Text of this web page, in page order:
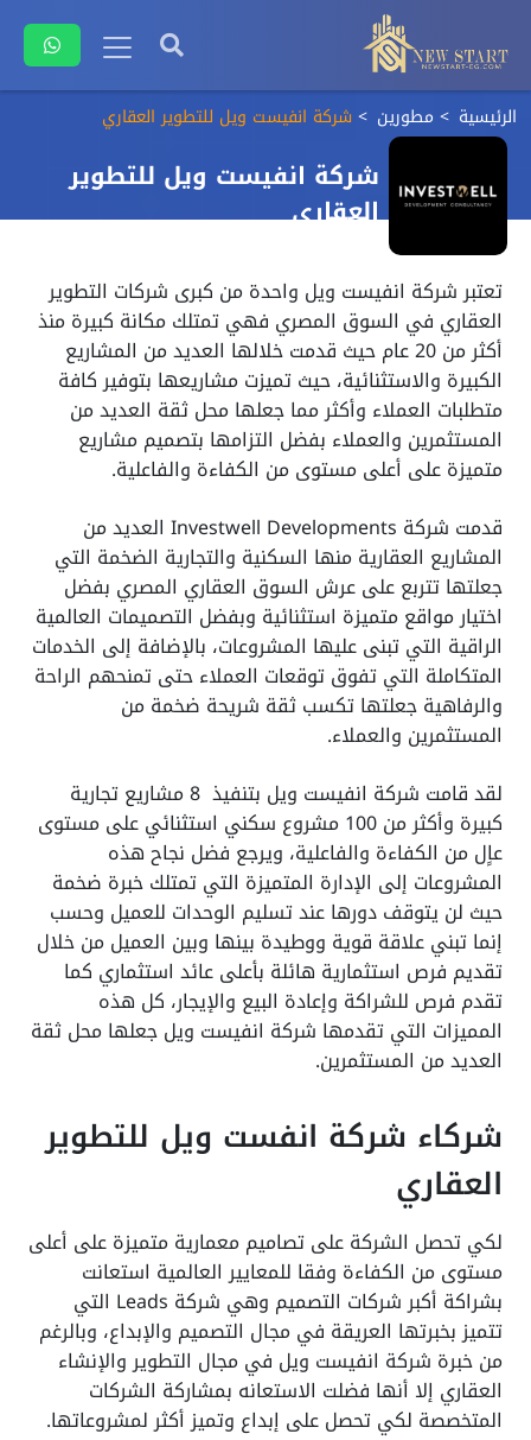
الرئيسية مطورين شركة انفيست ويل للتطوير العقاري
شركة انفيست ويل للتطوير
العقاري
تعتبر شركة انفيست ويل واحدة من كبرى شركات التطوير
العقاري في السوق المصري فهي تمتلك مكانة كبيرة منذ
أكثر من 20 عام حيث قدمت خلالها العديد من المشاريع
الكبيرة والاستثنائية، حيث تميزت مشاريعها بتوفير كافة
متطلبات العملاء وأكثر مما جعلها محل ثقة العديد من
المستثمرين والعملاء بفضل التزامها بتصميم مشاريع
متميزة على أعلى مستوى من الكفاءة والفاعلية.
قدمت شركة Investwell Developments العديد من
المشاريع العقارية منها السكنية والتجارية الضخمة التي
جعلتها تتربع على عرش السوق العقاري المصري بفضل
اختيار مواقع متميزة استثنائية وبفضل التصميمات العالمية
الراقية التي تبنى عليها المشروعات، بالإضافة إلى الخدمات
المتكاملة التي تفوق توقعات العملاء حتى تمنحهم الراحة
والرفاهية جعلتها تكسب ثقة شريحة ضخمة من
المستثمرين والعملاء.
لقد قامت شركة انفيست ويل بتنفيذ 8 مشاريع تجارية
كبيرة وأكثر من 100 مشروع سكني استثنائي على مستوى
عاٍل من الكفاءة والفاعلية، ويرجع فضل نجاح هذه
المشروعات إلى الإدارة المتميزة التي تمتلك خبرة ضخمة
حيث لن يتوقف دورها عند تسليم الوحدات للعميل وحسب
إنما تبني علاقة قوية ووطيدة بينها وبين العميل من خلال
تقديم فرص استثمارية هائلة بأعلى عائد استثماري كما
تقدم فرص للشراكة وإعادة البيع والإيجار، كل هذه
المميزات التي تقدمها شركة انفيست ويل جعلها محل ثقة
العديد من المستثمرين.
شركاء شركة انفست ويل للتطوير
العقاري
لكي تحصل الشركة على تصاميم معمارية متميزة على أعلى
مستوى من الكفاءة وفقا للمعايير العالمية استعانت
بشراكة أكبر شركات التصميم وهي شركة Leads التي
تتميز بخبرتها العريقة في مجال التصميم والإبداع، وبالرغم
من خبرة شركة انفيست ويل في مجال التطوير والإنشاء
العقاري إلا أنها فضلت الاستعانه بمشاركة الشركات
المتخصصة لكي تحصل على إبداع وتميز أكثر لمشروعاتها.